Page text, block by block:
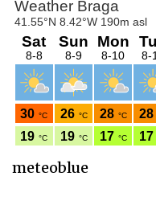
meteoblue